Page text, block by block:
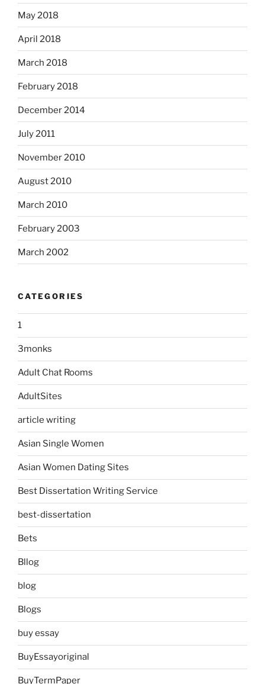
May 2018
April 2018
March 2018
February 2018
December 2014
July 2011
November 2010
August 2010
March 2010
February 2003
March 2002
CATEGORIES
1
3monks
Adult Chat Rooms
AdultSites
article writing
Asian Single Women
Asian Women Dating Sites
Best Dissertation Writing Service
best-dissertation
Bets
Bllog
blog
Blogs
buy essay
BuyEssayoriginal
BuyTermPaper